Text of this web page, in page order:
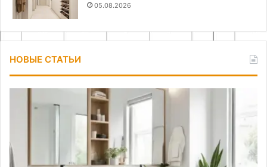
05.08.2026
НОВЫЕ СТАТЬИ